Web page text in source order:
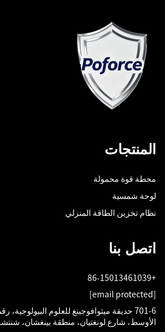
المنتجات
محطة قوة محمولة
لوحة شمسية
نظام تخزين الطاقة المنزلي
اتصل بنا
+86-15013461039
[email protected]
الأوسط، شارع لونغتيان، منطقة بينغشان،